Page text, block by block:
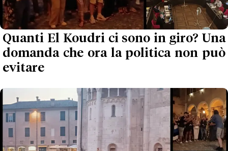
Quanti El Koudri ci sono in giro? Una
domanda che ora la politica non può
evitare